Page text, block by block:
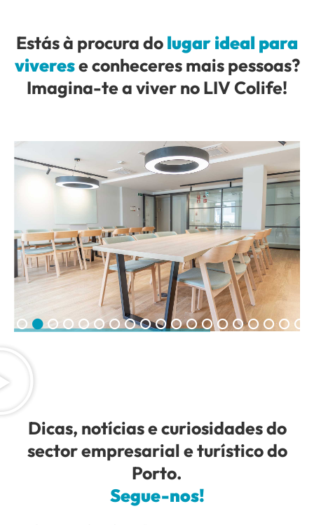
Estás à procura dolugar ideal para
viverese conheceres mais pessoas?
Imagina-te a viver no LIV Colife!
Dicas, notícias e curiosidades do
sector empresarial e turístico do
Porto.
Segue-nos!